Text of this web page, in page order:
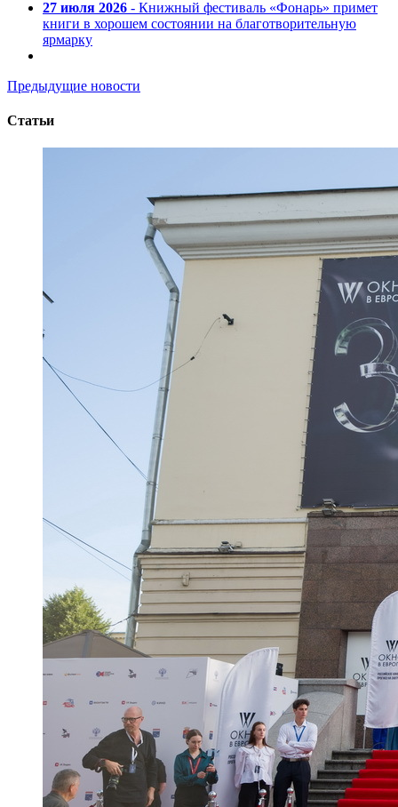
27 июля 2026 - Книжный фестиваль «Фонарь» примет
книги в хорошем состоянии на благотворительную
ярмарку
Предыдущие новости
Статьи